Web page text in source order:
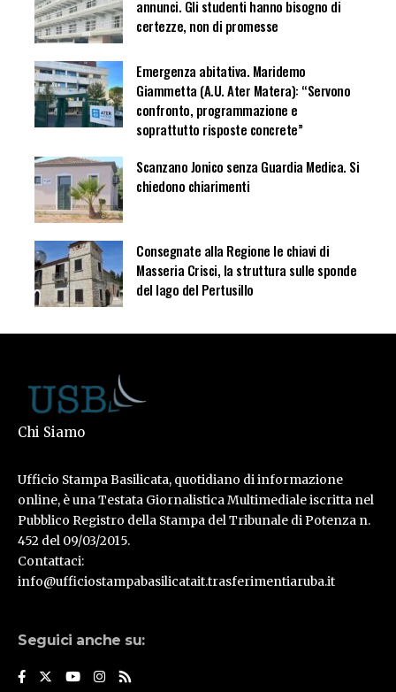
annunci. Gli studenti hanno bisogno di
certezze, non di promesse
Emergenza abitativa. Maridemo
Giammetta (A.U. Ater Matera): “Servono
confronto, programmazione e
soprattutto risposte concrete”
Scanzano Jonico senza Guardia Medica. Si
chiedono chiarimenti
Consegnate alla Regione le chiavi di
Masseria Crisci, la struttura sulle sponde
del lago del Pertusillo
Chi Siamo
Ufficio Stampa Basilicata, quotidiano di informazione
online, è una Testata Giornalistica Multimediale iscritta nel
Pubblico Registro della Stampa del Tribunale di Potenza n.
452 del 09/03/2015.
Contattaci:
info@ufficiostampabasilicatait.trasferimentiaruba.it
Seguici anche su: